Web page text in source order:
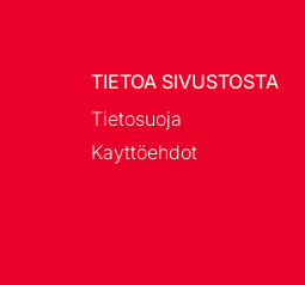
TIETOA SIVUSTOSTA
Tietosuoja
Kayttöehdot